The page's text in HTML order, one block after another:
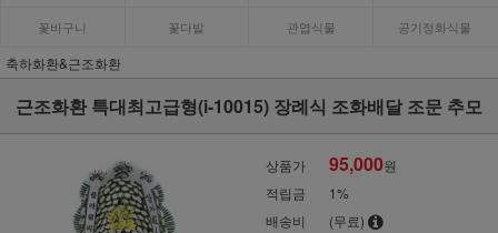
꽃바구니 꽃다발 관엽식물 공기정화식물
축하화환&근조화환
근조화환 특대최고급형(i-10015) 장례식 조화배달 조문 추모
상품가 95,000원
적립금
1%
배송비
(무료)